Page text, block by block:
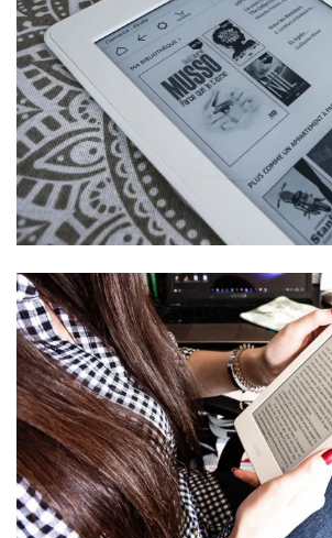
Les
plus
belles
marques
de
sacs
vegan
:
7
éco-
responsables
au
cuir
11/04/2026